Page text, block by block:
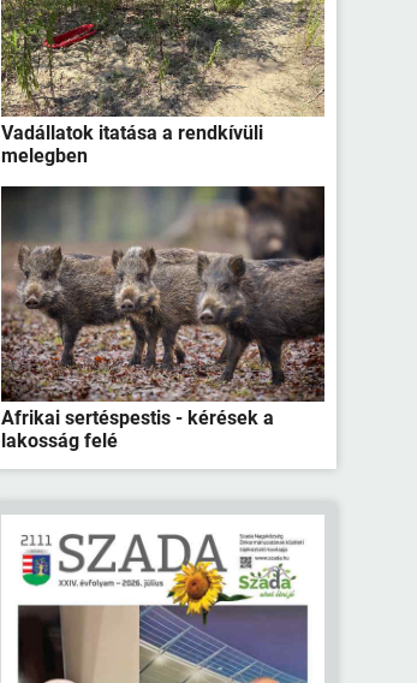
Vadállatok itatása a rendkívüli
melegben
Afrikai sertéspestis - kérések a
lakosság felé